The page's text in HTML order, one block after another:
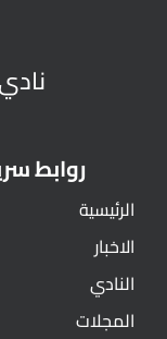
روابط
الرئيسية
الاخبار
النادي
المجلات